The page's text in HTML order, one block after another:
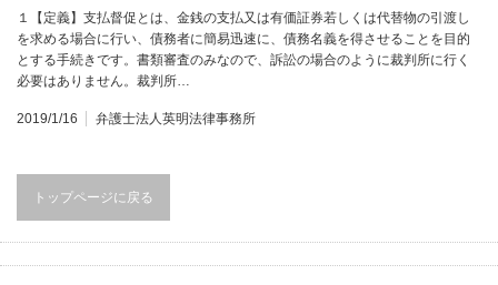
１【定義】支払督促とは、金銭の支払又は有価証券若しくは代替物の引渡し
を求める場合に行い、債務者に簡易迅速に、債務名義を得させることを目的
とする手続きです。書類審査のみなので、訴訟の場合のように裁判所に行く
必要はありません。裁判所…
2019/1/16 弁護士法人英明法律事務所
トップページに戻る